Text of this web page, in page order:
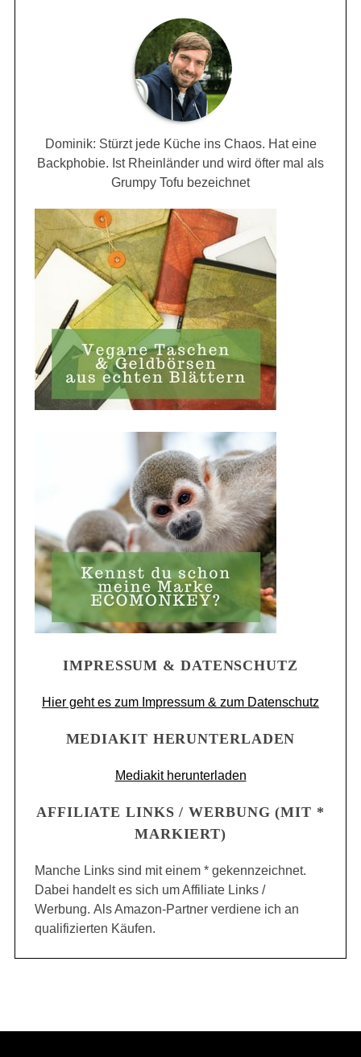
Dominik: Stürzt jede Küche ins Chaos. Hat eine
Backphobie. Ist Rheinländer und wird öfter mal als
Grumpy Tofu bezeichnet
IMPRESSUM & DATENSCHUTZ
Hier geht es zum Impressum & zum Datenschutz
MEDIAKIT HERUNTERLADEN
Mediakit herunterladen
AFFILIATE LINKS / WERBUNG (MIT *
MARKIERT)
Manche Links sind mit einem * gekennzeichnet.
Dabei handelt es sich um Affiliate Links /
Werbung. Als Amazon-Partner verdiene ich an
qualifizierten Käufen.